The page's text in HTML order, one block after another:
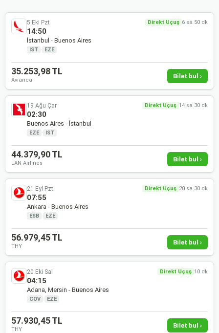
5 Eki Pzt Direkt Uçuş 6 sa 50 dk
14:50
İstanbul - Buenos Aires
IST · EZE
35.253,98 TL
Avianca
Bilet bul ›
19 Ağu Çar Direkt Uçuş 14 sa 30 dk
02:30
Buenos Aires - İstanbul
EZE · IST
44.379,90 TL
LAN Airlines
Bilet bul ›
21 Eyl Pzt Direkt Uçuş 20 sa 30 dk
07:55
Ankara - Buenos Aires
ESB · EZE
56.979,45 TL
THY
Bilet bul ›
20 Eki Sal Direkt Uçuş 10 dk
04:15
Adana, Mersin - Buenos Aires
COV · EZE
57.930,45 TL
THY
Bilet bul ›